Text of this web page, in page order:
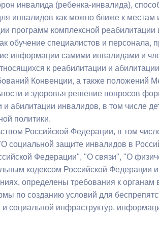
инвалида (ребенка-инвалида),
инвалидов как можно ближе к местам
программ комплексной
обучение специалистов и
информации самими инвалидами и
к реабилитации и
Конвенции, а также положений
и здоровья решение вопросов
и абилитации инвалидов, в том числе
политики.
Российской Федерации, в том
социальной защите инвалидов в
Федерации", "О связи", "О
кодексом Российской
определены требования к органам
по созданию условий для
и социальной инфраструктур,